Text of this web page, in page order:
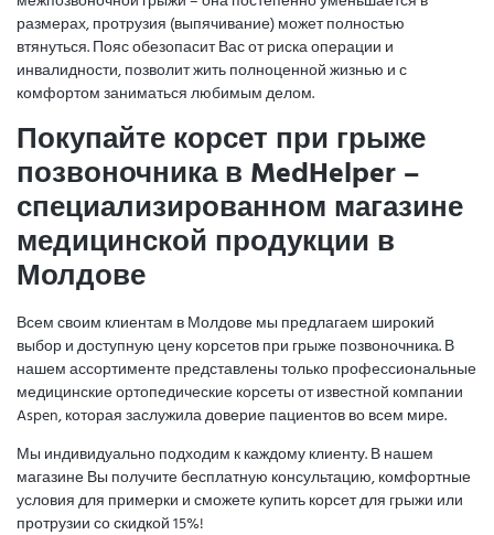
размерах, протрузия (выпячивание) может полностью
втянуться. Пояс обезопасит Вас от риска операции и
инвалидности, позволит жить полноценной жизнью и с
комфортом заниматься любимым делом.
Покупайте корсет при грыже
позвоночника в MedHelper –
специализированном магазине
медицинской продукции в
Молдове
Всем своим клиентам в Молдове мы предлагаем широкий
выбор и доступную цену корсетов при грыже позвоночника. В
нашем ассортименте представлены только профессиональные
медицинские ортопедические корсеты от известной компании
Aspen, которая заслужила доверие пациентов во всем мире.
Мы индивидуально подходим к каждому клиенту. В нашем
магазине Вы получите бесплатную консультацию, комфортные
условия для примерки и сможете купить корсет для грыжи или
протрузии со скидкой 15%!